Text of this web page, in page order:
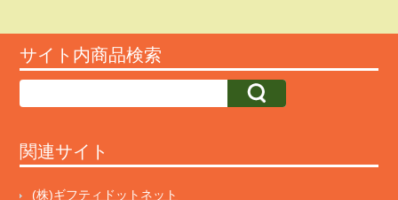
サイト内商品検索
関連サイト
(株)ギフティドットネット